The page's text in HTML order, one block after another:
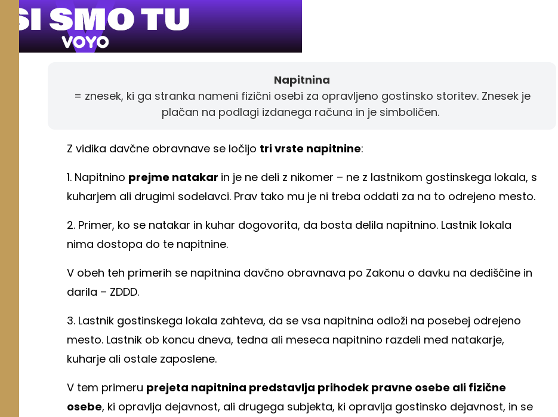
Napitnina
= znesek, ki ga stranka nameni fizični osebi za opravljeno gostinsko storitev. Znesek je
plačan na podlagi izdanega računa in je simboličen.
Z vidika davčne obravnave se ločijo tri vrste napitnine:
1. Napitnino prejme natakar in je ne deli z nikomer – ne z lastnikom gostinskega lokala, s
kuharjem ali drugimi sodelavci. Prav tako mu je ni treba oddati za na to odrejeno mesto.
2. Primer, ko se natakar in kuhar dogovorita, da bosta delila napitnino. Lastnik lokala
nima dostopa do te napitnine.
V obeh teh primerih se napitnina davčno obravnava po Zakonu o davku na dediščine in
darila – ZDDD.
3. Lastnik gostinskega lokala zahteva, da se vsa napitnina odloži na posebej odrejeno
mesto. Lastnik ob koncu dneva, tedna ali meseca napitnino razdeli med natakarje,
kuharje ali ostale zaposlene.
V tem primeru prejeta napitnina predstavlja prihodek pravne osebe ali fizične
osebe, ki opravlja dejavnost, ali drugega subjekta, ki opravlja gostinsko dejavnost, in se